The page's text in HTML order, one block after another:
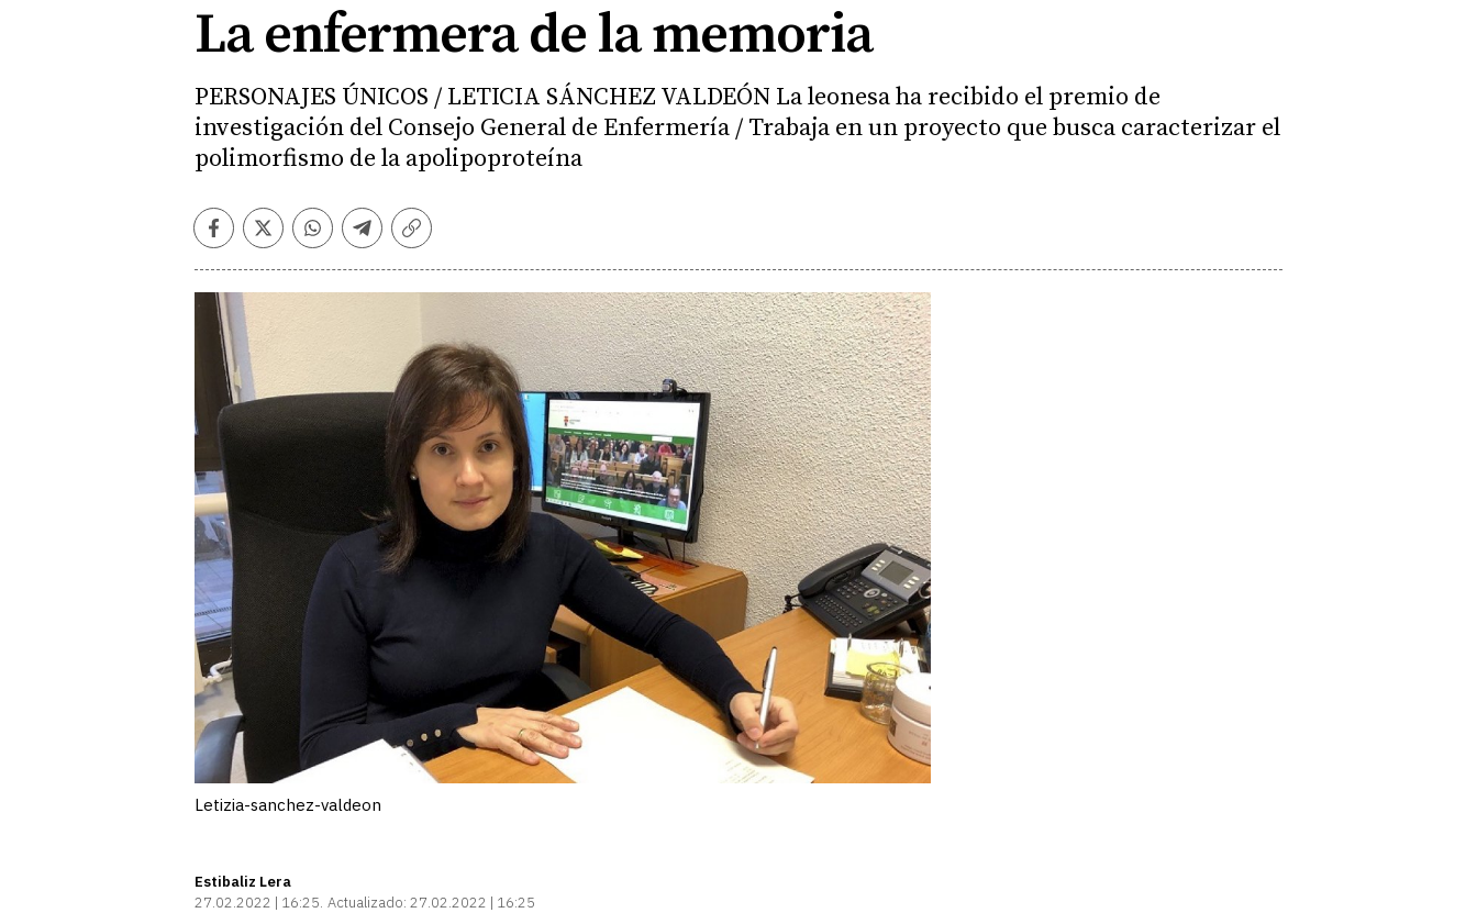
La enfermera de la memoria
PERSONAJES ÚNICOS / LETICIA SÁNCHEZ VALDEÓN La leonesa ha recibido el premio de
investigación del Consejo General de Enfermería / Trabaja en un proyecto que busca caracterizar el
polimorfismo de la apolipoproteína
Facebook
TwitterWhatsapp
Telegram
Copiar
Letizia-sanchez-valdeon
Estibaliz Lera
27.02.2022 | 16:25 Actualizado: 27.02.2022 | 16:25